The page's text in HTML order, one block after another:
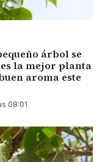
árbol se
la mejor planta
aroma este
08:01